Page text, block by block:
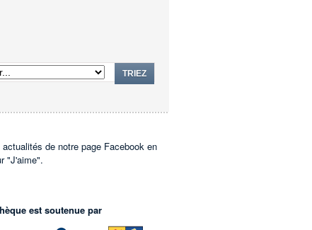
TRIEZ
de notre page Facebook en
"J'aime".
est soutenue par